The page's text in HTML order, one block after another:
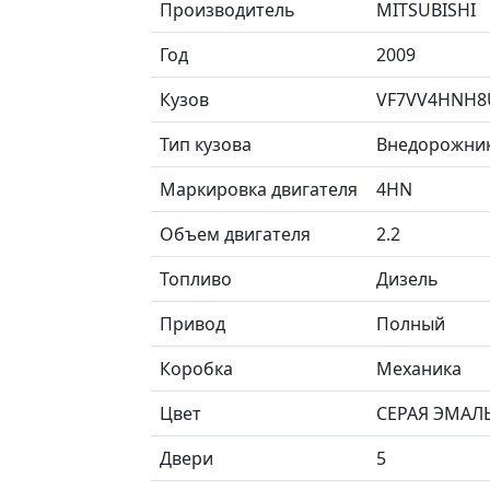
Производитель
MITSUBISHI
Год
2009
Кузов
Тип кузова
Маркировка двигателя
4HN
Объем двигателя
2.2
Топливо
Дизель
Привод
Полный
Коробка
Механика
Цвет
СЕРАЯ
Двери
5